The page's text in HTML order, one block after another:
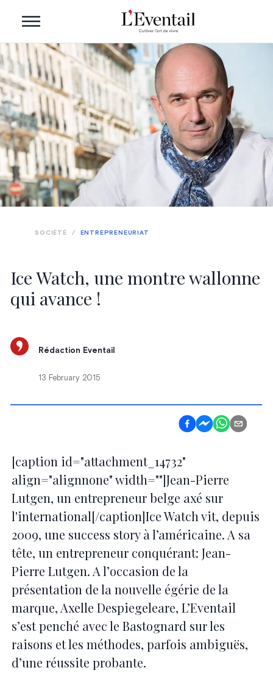
Ice Watch, une montre wallonne
qui avance !
SOCIÉTÉ / ENTREPRENEURIAT
Rédaction Eventail
13 February 2015
[caption id="attachment_14732"
align="alignnone" width=""]Jean-Pierre
Lutgen, un entrepreneur belge axé sur
l'international[/caption]Ice Watch vit, depuis
2009, une success story à l’américaine. A sa
tête, un entrepreneur conquérant: Jean-
Pierre Lutgen. A l’occasion de la
présentation de la nouvelle égérie de la
marque, Axelle Despiegeleare, L’Eventail
s’est penché avec le Bastognard sur les
raisons et les méthodes, parfois ambiguës,
d’une réussite probante.